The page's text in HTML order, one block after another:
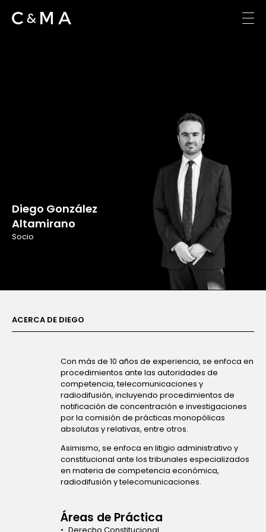
Diego González
Altamirano
Socio
ACERCA DE DIEGO
Con más de 10 años de experiencia, se enfoca en
procedimientos ante las autoridades de
competencia, telecomunicaciones y
radiodifusión, incluyendo procedimientos de
notificación de concentración e investigaciones
por la comisión de prácticas monopólicas
absolutas y relativas, entre otros.
Asimismo, se enfoca en litigio administrativo y
constitucional ante los tribunales especializados
en materia de competencia económica,
radiodifusión y telecomunicaciones.
Áreas de Práctica